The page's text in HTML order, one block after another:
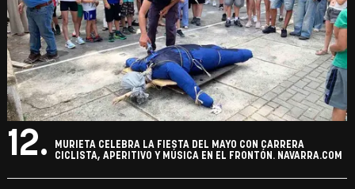
12.
MURIETA CELEBRA LA FIESTA DEL MAYO CON CARRERA
CICLISTA, APERITIVO Y MÚSICA EN EL FRONTÓN. NAVARRA.COM